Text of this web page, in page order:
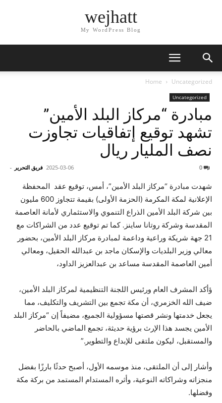
wejhatt
My WordPress Blog
Home Uncategorized
Uncategorized
مبادرة “مركاز البلد الأمين”
تشهد توقيع إتفاقيات تجاوزت
نصف المليار ريال
فريق التحرير - 2025-03-06
شهدت مبادرة “مركاز البلد الأمين”، أمس، توقيع عقد المحفظة
الإعلانية لمكة المكرمة (الحزمة الأولى) بقيمة تتجاوز 600 مليون
بين شركة البلد الأمين الذراع التنموي والاستثماري لأمانة العاصمة
المقدسة وشركة روتانا ساينز. كما تم توقيع عدد من الشراكات مع
21 جهة شريكة وراعية وداعمة لمبادرة مركاز البلد الأمين، بحضور
معالي وزير البلديات والإسكان ماجد بن عبدالله الحقيل، ومعالي
أمين العاصمة المقدسة مساعد بن عبدالعزيز الداود،
ؤأكد المشرف العام ورئيس اللجنة التنظيمية لمركاز البلد الأمين،
ضيف الله الخزمري، أن مكة تجمع بين التشريف والتكليف، مما
يجعل خدمتها ونشر قصتها مسؤولية الجميع، مضيفاً إن “مركاز البلد
الأمين يجسد هذا الإرث برؤية حديثة، تجمع الماضي بالحاضر
والمستقبل، ليكون ملتقى للإبداع والتطوير.”
وأشار إلى أن الملتقى، منذ موسمه الأول، أصبح حدثًا بارزًا بفضل
منجزاته وشراكاته النوعية، وأثره المستدام المستمد من بركة مكة
وفضلها.